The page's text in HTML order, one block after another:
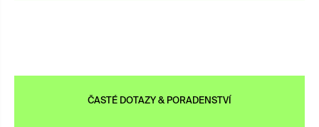
ČASTÉ DOTAZY & PORADENSTVÍ